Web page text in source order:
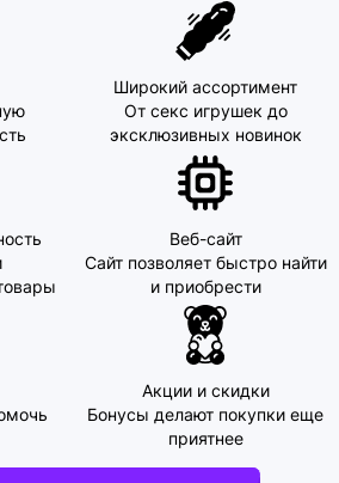
Широкий ассортимент
От секс игрушек до
эксклюзивных новинок
Веб-сайт
Сайт позволяет быстро найти
и приобрести
Акции и скидки
Бонусы делают покупки еще
приятнее